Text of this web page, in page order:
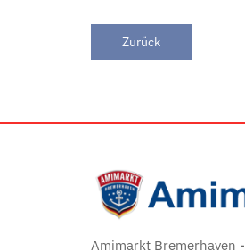
Zurück
Amimarkt Bremerhaven -